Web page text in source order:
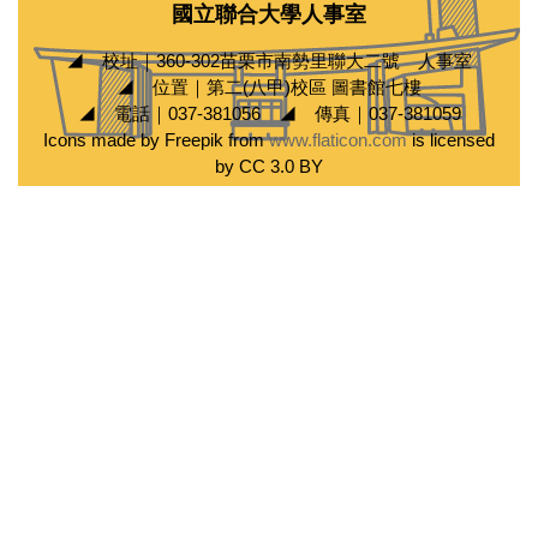
國立聯合大學人事室
◢ 校址｜360-302苗栗市南勢里聯大二號 人事室
◢ 位置｜第二(八甲)校區 圖書館七樓
◢ 電話｜037-381056 ◢ 傳真｜037-381059
Icons made by Freepik fromwww.flaticon.comis licensed
by CC 3.0 BY